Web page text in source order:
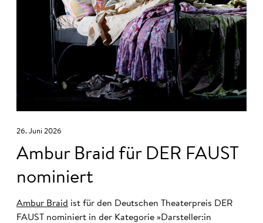
26. Juni 2026
Ambur Braid für DER FAUST
nominiert
Ambur Braid ist für den Deutschen Theaterpreis DER
FAUST nominiert in der Kategorie »Darsteller:in